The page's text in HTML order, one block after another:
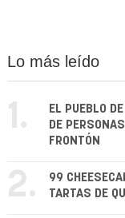
Lo más leído
1.
EL PUEBLO
DE
FRONTÓN
2.
99
TARTAS DE